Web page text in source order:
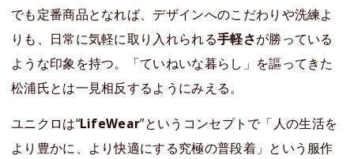
でも定番商品となれば、デザインへのこだわりや洗練よ
りも、日常に気軽に取り入れられる手軽さが勝っている
ような印象を持つ。「ていねいな暮らし」を謳ってきた
松浦氏とは一見相反するようにみえる。
ユニクロは“LifeWear”というコンセプトで「人の生活を
より豊かに、より快適にする究極の普段着」という服作